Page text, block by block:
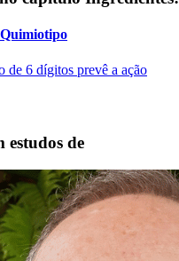
de 6 dígitos prevê a ação
estudos de